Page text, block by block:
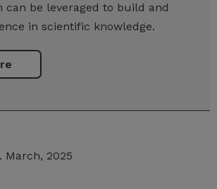
can be leveraged to build and
in scientific knowledge.
March, 2025